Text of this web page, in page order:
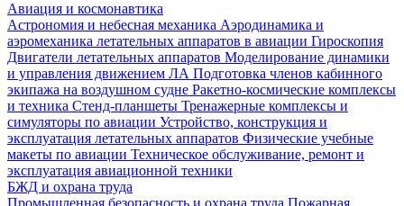
Авиация и космонавтика
Астрономия и небесная механика Аэродинамика и
аэромеханика летательных аппаратов в авиации Гироскопия
Двигатели летательных аппаратов Моделирование динамики
и управления движением ЛА Подготовка членов кабинного
экипажа на воздушном судне Ракетно-космические комплексы
и техника Стенд-планшеты Тренажерные комплексы и
симуляторы по авиации Устройство, конструкция и
эксплуатация летательных аппаратов Физические учебные
макеты по авиации Техническое обслуживание, ремонт и
эксплуатация авиационной техники
БЖД и охрана труда
Промышленная безопасность и охрана труда Пожарная